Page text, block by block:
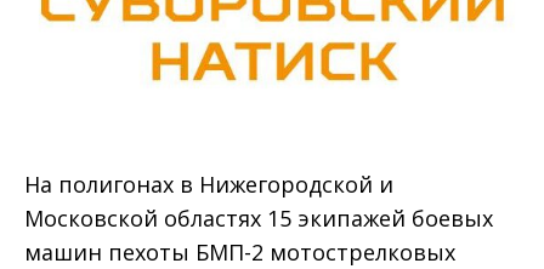
На полигонах в Нижегородской и
Московской областях 15 экипажей боевых
машин пехоты БМП-2 мотострелковых